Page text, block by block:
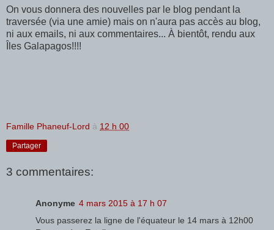
On vous donnera des nouvelles par le blog pendant la
traversée (via une amie) mais on n'aura pas accès au blog,
ni aux emails, ni aux commentaires... À bientôt, rendu aux
Îles Galapagos!!!!
Famille Phaneuf-Lord à 12 h 00
Partager
3 commentaires:
Anonyme 4 mars 2015 à 17 h 07
Vous passerez la ligne de l'équateur le 14 mars à 12h00